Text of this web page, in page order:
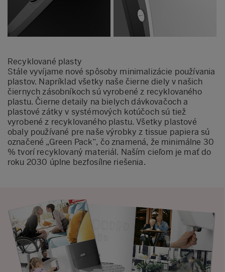
Recyklované plasty
Stále vyvíjame nové spôsoby minimalizácie používania
plastov. Napríklad všetky naše čierne diely v našich
čiernych zásobníkoch sú vyrobené z recyklovaného
plastu. Čierne detaily na bielych dávkovačoch a
plastové zátky v systémových kotúčoch sú tiež
vyrobené z recyklovaného plastu. Všetky plastové
obaly používané pre naše výrobky z tissue papiera sú
označené „Green Pack“, čo znamená, že minimálne 30
% tvorí recyklovaný materiál. Naším cieľom je mať do
roku 2030 úplne bezfosílne riešenia.